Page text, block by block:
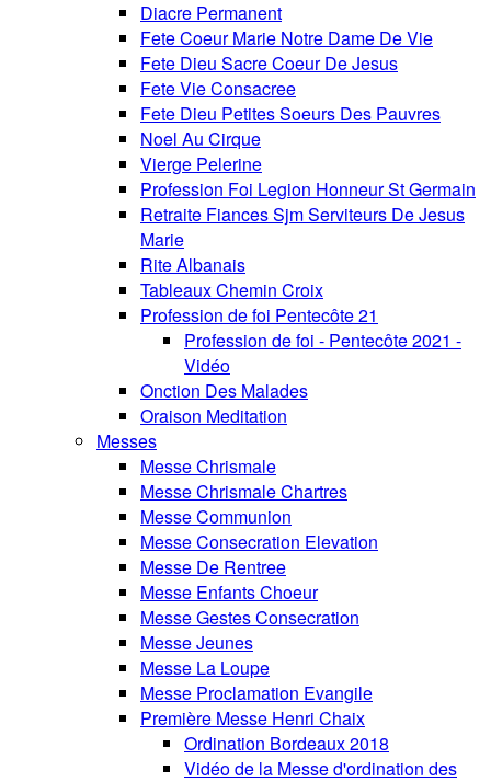
Diacre Permanent
Fete Coeur Marie Notre Dame De Vie
Fete Dieu Sacre Coeur De Jesus
Fete Vie Consacree
Fete Dieu Petites Soeurs Des Pauvres
Noel Au Cirque
Vierge Pelerine
Profession Foi Legion Honneur St Germain
Retraite Fiances Sjm Serviteurs De Jesus
Marie
Rite Albanais
Tableaux Chemin Croix
Profession de foi Pentecôte 21
Profession de foi - Pentecôte 2021 -
Vidéo
Onction Des Malades
Oraison Meditation
Messes
Messe Chrismale
Messe Chrismale Chartres
Messe Communion
Messe Consecration Elevation
Messe De Rentree
Messe Enfants Choeur
Messe Gestes Consecration
Messe Jeunes
Messe La Loupe
Messe Proclamation Evangile
Première Messe Henri Chaix
Ordination Bordeaux 2018
Vidéo de la Messe d'ordination des